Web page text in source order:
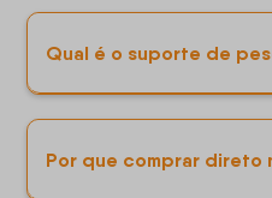
Qual é o suporte de
Por que comprar direto